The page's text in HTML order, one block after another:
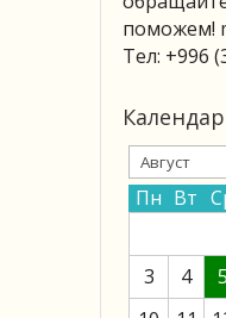
поможем!
Тел: +996
Пн Вт
3
4 5